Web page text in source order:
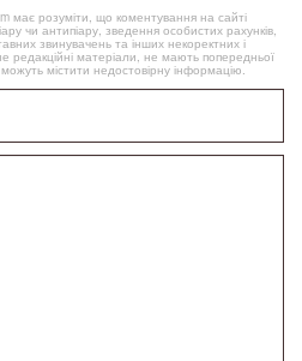
має розуміти, що коментування на сайті
чи антипіару, зведення особистих рахунків,
звинувачень та інших некоректних і
редакційні матеріали, не мають попередньої
можуть містити недостовірну інформацію.